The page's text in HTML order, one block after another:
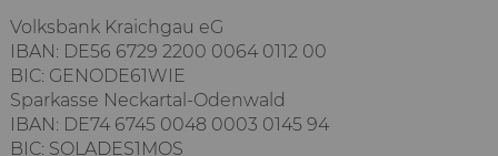
Volksbank Kraichgau eG
IBAN: DE56 6729 2200 0064 0112 00
BIC: GENODE61WIE
Sparkasse Neckartal-Odenwald
IBAN: DE74 6745 0048 0003 0145 94
BIC: SOLADES1MOS